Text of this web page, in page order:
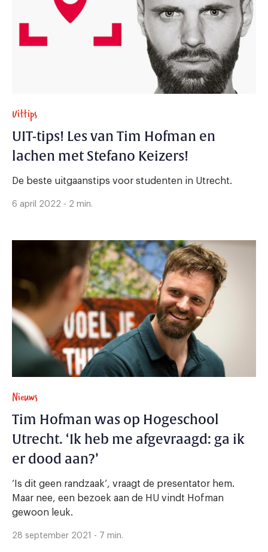
Uittips
UIT-tips! Les van Tim Hofman en
lachen met Stefano Keizers!
De beste uitgaanstips voor studenten in Utrecht.
6 april 2022 - 2 min.
Nieuws
Tim Hofman was op Hogeschool
Utrecht. ‘Ik heb me afgevraagd: ga ik
er dood aan?’
‘Is dit geen randzaak’, vraagt de presentator hem.
Maar nee, een bezoek aan de HU vindt Hofman
gewoon leuk.
28 september 2021 - 7 min.